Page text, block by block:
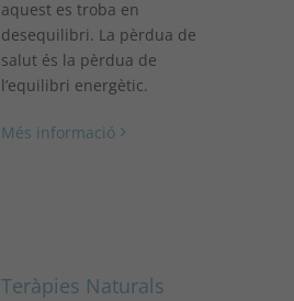
aquest es troba en
desequilibri. La pèrdua de
salut és la pèrdua de
l’equilibri energètic.
Més informació
Teràpies Naturals